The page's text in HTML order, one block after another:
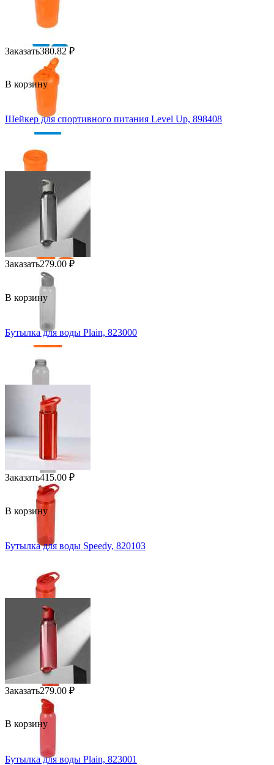
Заказать380.82 ₽
В корзину
Шейкер для спортивного питания Level Up, 898408
Заказать279.00 ₽
В корзину
Бутылка для воды Plain, 823000
Заказать415.00 ₽
В корзину
Бутылка для воды Speedy, 820103
Заказать279.00 ₽
В корзину
Бутылка для воды Plain, 823001